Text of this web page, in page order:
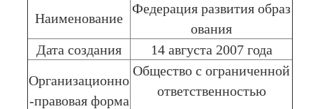
Наименование
Федерация развития образ
ования
Дата создания
14 августа 2007 года
Организационно
-правовая форма
Общество с ограниченной
ответственностью